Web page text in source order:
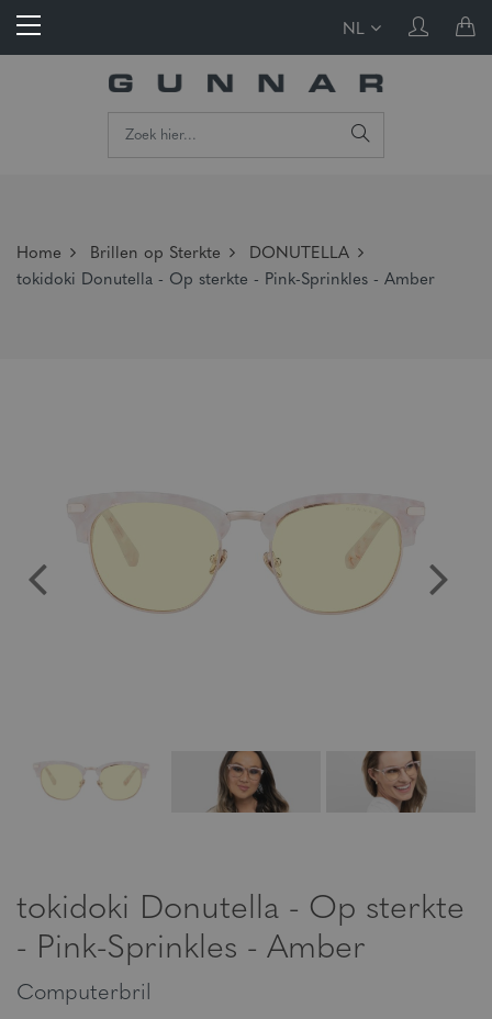
NL
Home Brillen op Sterkte
DONUTELLA
tokidoki Donutella - Op sterkte - Pink-Sprinkles - Amber
tokidoki Donutella - Op sterkte
- Pink-Sprinkles - Amber
Computerbril